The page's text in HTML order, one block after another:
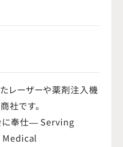
レーザーや薬剤注入機
社です。
に奉仕― Serving